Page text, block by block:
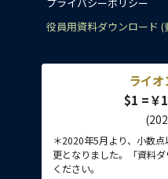
役員用資料ダウンロード (
ライ
$1 =￥
＊2020年5月より、小数
更となりました。「資料
ください。